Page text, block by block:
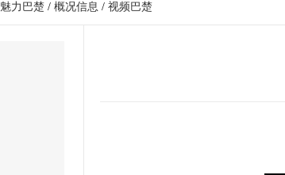
魅力巴楚 / 概况信息 / 视频巴楚